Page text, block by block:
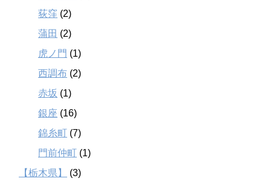
荻窪 (2)
蒲田 (2)
虎ノ門 (1)
西調布 (2)
赤坂 (1)
銀座 (16)
錦糸町 (7)
門前仲町 (1)
【栃木県】
(3)